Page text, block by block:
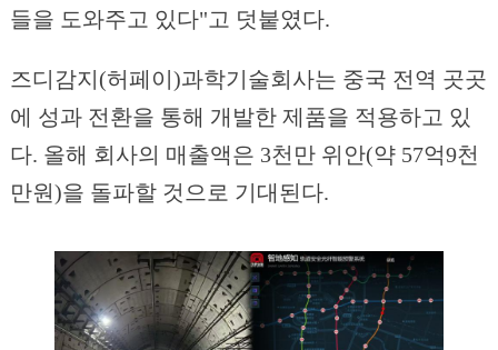
들을 도와주고 있다"고 덧붙였다.
즈디감지(허페이)과학기술회사는 중국 전역 곳곳
에 성과 전환을 통해 개발한 제품을 적용하고 있
다. 올해 회사의 매출액은 3천만 위안(약 57억9천
만원)을 돌파할 것으로 기대된다.